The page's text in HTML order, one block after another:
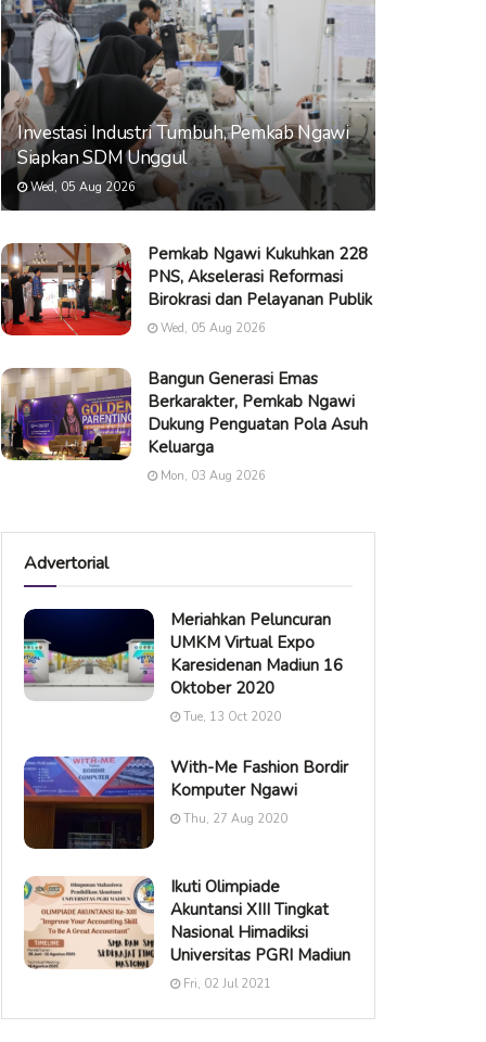
Investasi Industri Tumbuh, Pemkab Ngawi
Siapkan SDM Unggul
Wed, 05 Aug 2026
Pemkab Ngawi Kukuhkan 228
PNS, Akselerasi Reformasi
Birokrasi dan Pelayanan Publik
Wed, 05 Aug 2026
Bangun Generasi Emas
Berkarakter, Pemkab Ngawi
Dukung Penguatan Pola Asuh
Keluarga
Mon, 03 Aug 2026
Advertorial
Meriahkan Peluncuran
UMKM Virtual Expo
Karesidenan Madiun 16
Oktober 2020
Tue, 13 Oct 2020
With-Me Fashion Bordir
Komputer Ngawi
Thu, 27 Aug 2020
Ikuti Olimpiade
Akuntansi XIII Tingkat
Nasional Himadiksi
Universitas PGRI Madiun
Fri, 02 Jul 2021